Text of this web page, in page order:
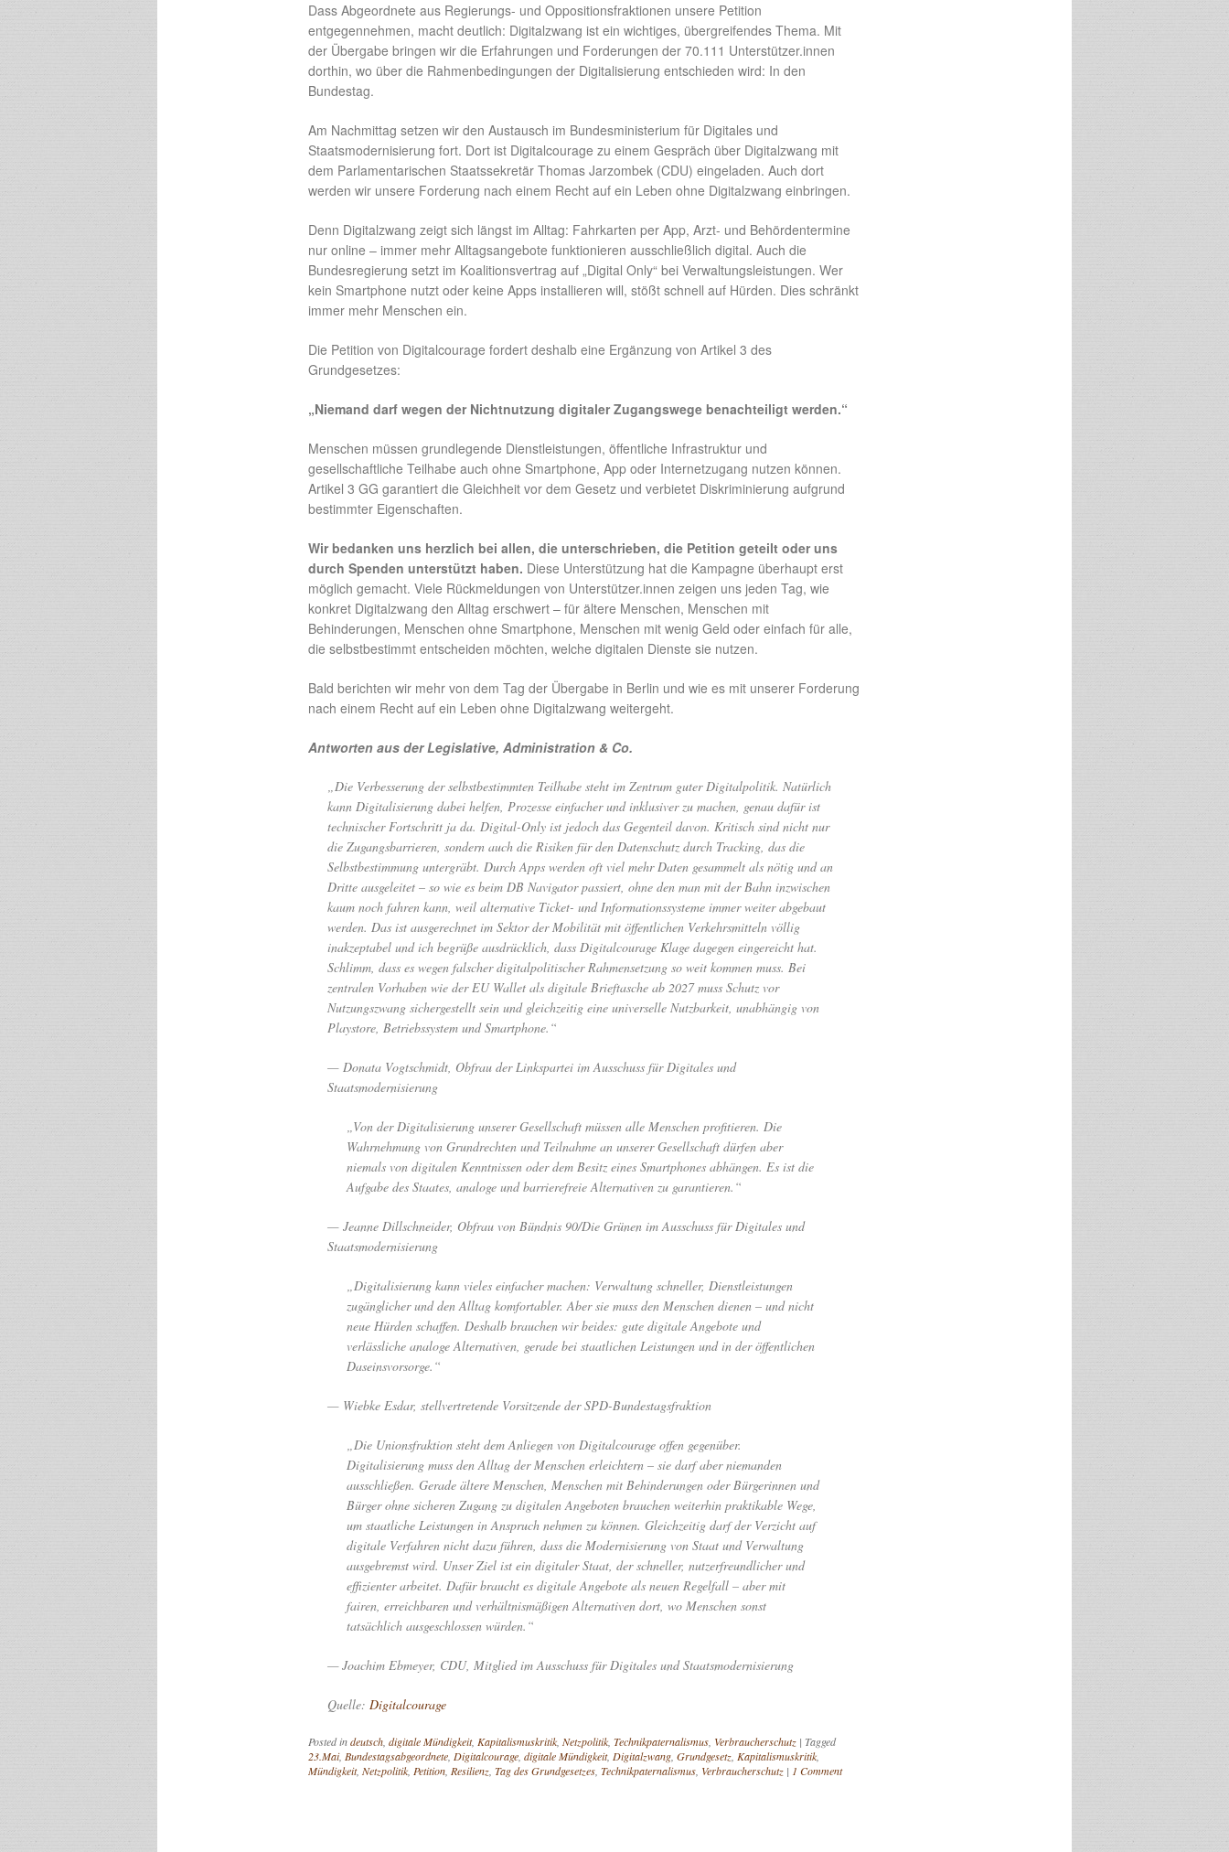
Dass Abgeordnete aus Regierungs- und Oppositionsfraktionen unsere Petition
entgegennehmen, macht deutlich: Digitalzwang ist ein wichtiges, übergreifendes Thema. Mit
der Übergabe bringen wir die Erfahrungen und Forderungen der 70.111 Unterstützer.innen
dorthin, wo über die Rahmenbedingungen der Digitalisierung entschieden wird: In den
Bundestag.
Am Nachmittag setzen wir den Austausch im Bundesministerium für Digitales und
Staatsmodernisierung fort. Dort ist Digitalcourage zu einem Gespräch über Digitalzwang mit
dem Parlamentarischen Staatssekretär Thomas Jarzombek (CDU) eingeladen. Auch dort
werden wir unsere Forderung nach einem Recht auf ein Leben ohne Digitalzwang einbringen.
Denn Digitalzwang zeigt sich längst im Alltag: Fahrkarten per App, Arzt- und Behördentermine
nur online – immer mehr Alltagsangebote funktionieren ausschließlich digital. Auch die
Bundesregierung setzt im Koalitionsvertrag auf „Digital Only“ bei Verwaltungsleistungen. Wer
kein Smartphone nutzt oder keine Apps installieren will, stößt schnell auf Hürden. Dies schränkt
immer mehr Menschen ein.
Die Petition von Digitalcourage fordert deshalb eine Ergänzung von Artikel 3 des
Grundgesetzes:
„Niemand darf wegen der Nichtnutzung digitaler Zugangswege benachteiligt werden.“
Menschen müssen grundlegende Dienstleistungen, öffentliche Infrastruktur und
gesellschaftliche Teilhabe auch ohne Smartphone, App oder Internetzugang nutzen können.
Artikel 3 GG garantiert die Gleichheit vor dem Gesetz und verbietet Diskriminierung aufgrund
bestimmter Eigenschaften.
Wir bedanken uns herzlich bei allen, die unterschrieben, die Petition geteilt oder uns
durch Spenden unterstützt haben. Diese Unterstützung hat die Kampagne überhaupt erst
möglich gemacht. Viele Rückmeldungen von Unterstützer.innen zeigen uns jeden Tag, wie
konkret Digitalzwang den Alltag erschwert – für ältere Menschen, Menschen mit
Behinderungen, Menschen ohne Smartphone, Menschen mit wenig Geld oder einfach für alle,
die selbstbestimmt entscheiden möchten, welche digitalen Dienste sie nutzen.
Bald berichten wir mehr von dem Tag der Übergabe in Berlin und wie es mit unserer Forderung
nach einem Recht auf ein Leben ohne Digitalzwang weitergeht.
Antworten aus der Legislative, Administration & Co.
„Die Verbesserung der selbstbestimmten Teilhabe steht im Zentrum guter Digitalpolitik. Natürlich
kann Digitalisierung dabei helfen, Prozesse einfacher und inklusiver zu machen, genau dafür ist
technischer Fortschritt ja da. Digital-Only ist jedoch das Gegenteil davon. Kritisch sind nicht nur
die Zugangsbarrieren, sondern auch die Risiken für den Datenschutz durch Tracking, das die
Selbstbestimmung untergräbt. Durch Apps werden oft viel mehr Daten gesammelt als nötig und an
Dritte ausgeleitet – so wie es beim DB Navigator passiert, ohne den man mit der Bahn inzwischen
kaum noch fahren kann, weil alternative Ticket- und Informationssysteme immer weiter abgebaut
werden. Das ist ausgerechnet im Sektor der Mobilität mit öffentlichen Verkehrsmitteln völlig
inakzeptabel und ich begrüße ausdrücklich, dass Digitalcourage Klage dagegen eingereicht hat.
Schlimm, dass es wegen falscher digitalpolitischer Rahmensetzung so weit kommen muss. Bei
zentralen Vorhaben wie der EU Wallet als digitale Brieftasche ab 2027 muss Schutz vor
Nutzungszwang sichergestellt sein und gleichzeitig eine universelle Nutzbarkeit, unabhängig von
Playstore, Betriebssystem und Smartphone.“
— Donata Vogtschmidt, Obfrau der Linkspartei im Ausschuss für Digitales und
Staatsmodernisierung
„Von der Digitalisierung unserer Gesellschaft müssen alle Menschen profitieren. Die
Wahrnehmung von Grundrechten und Teilnahme an unserer Gesellschaft dürfen aber
niemals von digitalen Kenntnissen oder dem Besitz eines Smartphones abhängen. Es ist die
Aufgabe des Staates, analoge und barrierefreie Alternativen zu garantieren.“
— Jeanne Dillschneider, Obfrau von Bündnis 90/Die Grünen im Ausschuss für Digitales und
Staatsmodernisierung
„Digitalisierung kann vieles einfacher machen: Verwaltung schneller, Dienstleistungen
zugänglicher und den Alltag komfortabler. Aber sie muss den Menschen dienen – und nicht
neue Hürden schaffen. Deshalb brauchen wir beides: gute digitale Angebote und
verlässliche analoge Alternativen, gerade bei staatlichen Leistungen und in der öffentlichen
Daseinsvorsorge.“
— Wiebke Esdar, stellvertretende Vorsitzende der SPD-Bundestagsfraktion
„Die Unionsfraktion steht dem Anliegen von Digitalcourage offen gegenüber.
Digitalisierung muss den Alltag der Menschen erleichtern – sie darf aber niemanden
ausschließen. Gerade ältere Menschen, Menschen mit Behinderungen oder Bürgerinnen und
Bürger ohne sicheren Zugang zu digitalen Angeboten brauchen weiterhin praktikable Wege,
um staatliche Leistungen in Anspruch nehmen zu können. Gleichzeitig darf der Verzicht auf
digitale Verfahren nicht dazu führen, dass die Modernisierung von Staat und Verwaltung
ausgebremst wird. Unser Ziel ist ein digitaler Staat, der schneller, nutzerfreundlicher und
effizienter arbeitet. Dafür braucht es digitale Angebote als neuen Regelfall – aber mit
fairen, erreichbaren und verhältnismäßigen Alternativen dort, wo Menschen sonst
tatsächlich ausgeschlossen würden.“
— Joachim Ebmeyer, CDU, Mitglied im Ausschuss für Digitales und Staatsmodernisierung
Quelle: Digitalcourage
Posted indeutsch, digitale Mündigkeit, Kapitalismuskritik, Netzpolitik, Technikpaternalismus, Verbraucherschutz | Tagged
23.Mai, Bundestagsabgeordnete, Digitalcourage, digitale Mündigkeit, Digitalzwang, Grundgesetz, Kapitalismuskritik,
Mündigkeit, Netzpolitik, Petition, Resilienz, Tag des Grundgesetzes, Technikpaternalismus, Verbraucherschutz | 1 Comment